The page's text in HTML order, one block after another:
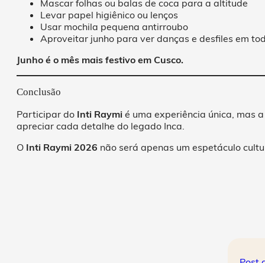
Mascar folhas ou balas de coca para a altitude
Levar papel higiênico ou lenços
Usar mochila pequena antirroubo
Aproveitar junho para ver danças e desfiles em
Junho é o mês mais festivo em Cusco.
Conclusão
Participar do Inti Raymi é uma experiência única, mas
apreciar cada detalhe do legado Inca.
O Inti Raymi 2026 não será apenas um espetáculo